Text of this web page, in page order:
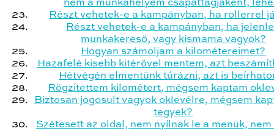
nem a munkahelyem csapattagjaként,
Részt vehetek-e a kampányban, ha rollerrel
Részt vehetek-e a kampányban, ha
munkakereső, vagy kismama vagyok?
Hogyan számoljam a kilométereimet?
Hazafelé kisebb kitérővel mentem, azt
Hétvégén elmentünk túrázni, azt is
Rögzítettem kilométert, mégsem kaptam
Biztosan jogosult vagyok oklevélre, mégsem
tegyek?
Szétesett az oldal, nem nyílnak le a menük,